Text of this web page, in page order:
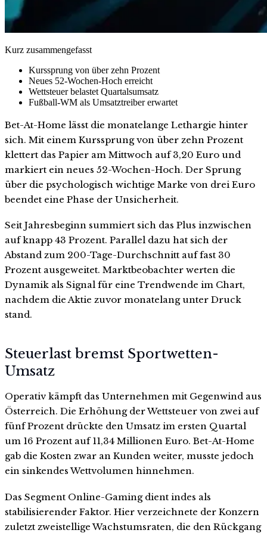
Kurz zusammengefasst
Kurssprung von über zehn Prozent
Neues 52-Wochen-Hoch erreicht
Wettsteuer belastet Quartalsumsatz
Fußball-WM als Umsatztreiber erwartet
Bet-At-Home lässt die monatelange Lethargie hinter
sich. Mit einem Kurssprung von über zehn Prozent
klettert das Papier am Mittwoch auf 3,20 Euro und
markiert ein neues 52-Wochen-Hoch. Der Sprung
über die psychologisch wichtige Marke von drei Euro
beendet eine Phase der Unsicherheit.
Seit Jahresbeginn summiert sich das Plus inzwischen
auf knapp 43 Prozent. Parallel dazu hat sich der
Abstand zum 200-Tage-Durchschnitt auf fast 30
Prozent ausgeweitet. Marktbeobachter werten die
Dynamik als Signal für eine Trendwende im Chart,
nachdem die Aktie zuvor monatelang unter Druck
stand.
Steuerlast bremst Sportwetten-
Umsatz
Operativ kämpft das Unternehmen mit Gegenwind aus
Österreich. Die Erhöhung der Wettsteuer von zwei auf
fünf Prozent drückte den Umsatz im ersten Quartal
um 16 Prozent auf 11,34 Millionen Euro. Bet-At-Home
gab die Kosten zwar an Kunden weiter, musste jedoch
ein sinkendes Wettvolumen hinnehmen.
Das Segment Online-Gaming dient indes als
stabilisierender Faktor. Hier verzeichnete der Konzern
zuletzt zweistellige Wachstumsraten, die den Rückgang